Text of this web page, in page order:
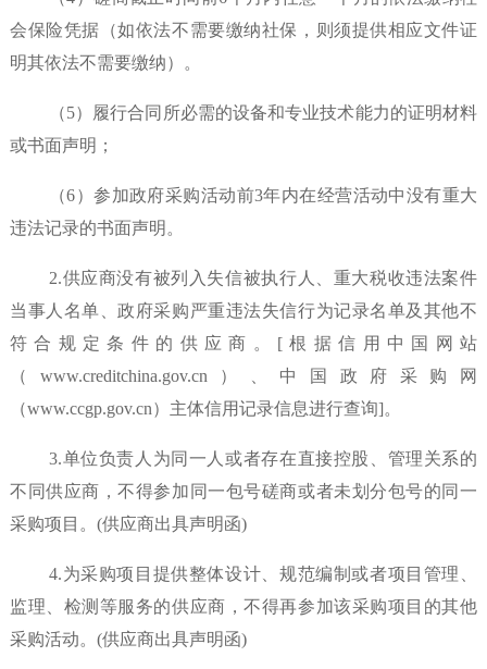
会保险凭据（如依法不需要缴纳社保，则须提供相应文件证
明其依法不需要缴纳）。
（5）履行合同所必需的设备和专业技术能力的证明材料
或书面声明；
（6）参加政府采购活动前3年内在经营活动中没有重大
违法记录的书面声明。
2.供应商没有被列入失信被执行人、重大税收违法案件
当事人名单、政府采购严重违法失信行为记录名单及其他不
符合规定条件的供应商。[根据信用中国网站
（www.creditchina.gov.cn）、中国政府采购网
（www.ccgp.gov.cn）主体信用记录信息进行查询]。
3.单位负责人为同一人或者存在直接控股、管理关系的
不同供应商，不得参加同一包号磋商或者未划分包号的同一
采购项目。(供应商出具声明函)
4.为采购项目提供整体设计、规范编制或者项目管理、
监理、检测等服务的供应商，不得再参加该采购项目的其他
采购活动。(供应商出具声明函)